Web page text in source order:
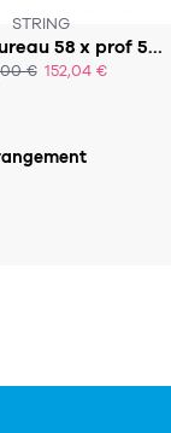
STRING
Plateau bureau 58 x prof 58 cm - Système STRING
€ 152,04 €
EXPRESS